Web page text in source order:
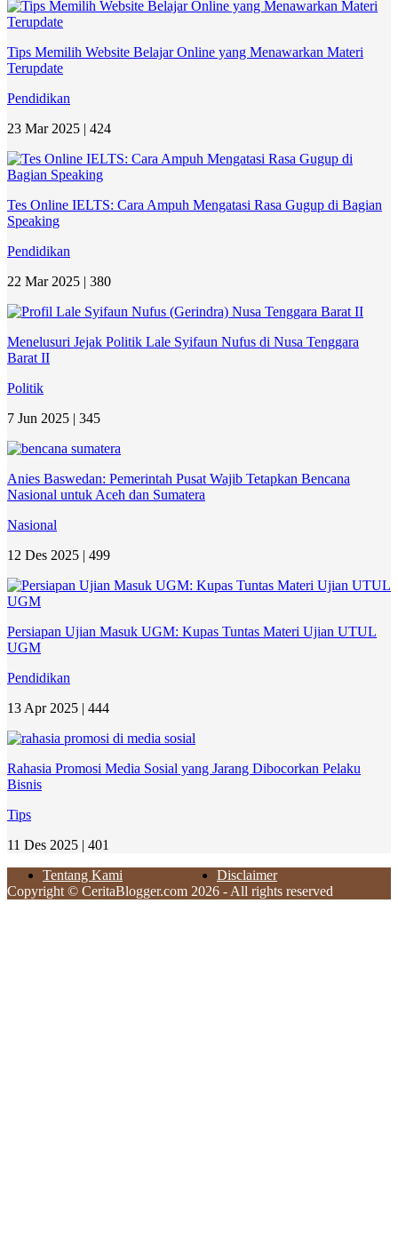
Tips Memilih Website Belajar Online yang Menawarkan Materi
Terupdate
Pendidikan
23 Mar 2025 | 424
Tes Online IELTS: Cara Ampuh Mengatasi Rasa Gugup di Bagian
Speaking
Pendidikan
22 Mar 2025 | 380
Menelusuri Jejak Politik Lale Syifaun Nufus di Nusa Tenggara
Barat II
Politik
7 Jun 2025 | 345
Anies Baswedan: Pemerintah Pusat Wajib Tetapkan Bencana
Nasional untuk Aceh dan Sumatera
Nasional
12 Des 2025 | 499
Persiapan Ujian Masuk UGM: Kupas Tuntas Materi Ujian UTUL
UGM
Pendidikan
13 Apr 2025 | 444
Rahasia Promosi Media Sosial yang Jarang Dibocorkan Pelaku
Bisnis
Tips
11 Des 2025 | 401
Tentang Kami
Disclaimer
Copyright © CeritaBlogger.com 2026 - All rights reserved